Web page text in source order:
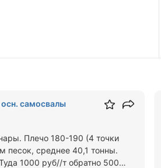
самосвалы
Плечо 180-190 (4 точки
песок, среднее 40,1 тонны.
1000 руб//т обратно 500